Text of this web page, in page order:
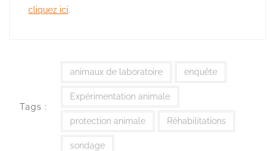
cliquez ici.
Tags :
animaux de laboratoire enquête
Expérimentation animale
protection animale Réhabilitations
sondage